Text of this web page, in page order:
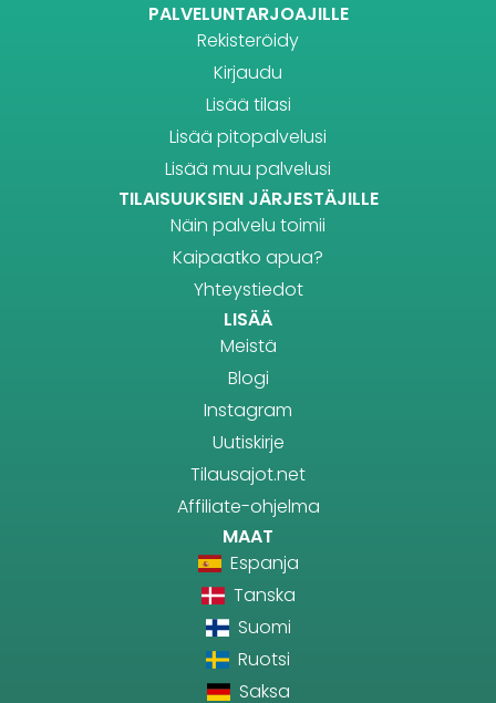
PALVELUNTARJOAJILLE
Rekisteröidy
Kirjaudu
Lisää tilasi
Lisää pitopalvelusi
Lisää muu palvelusi
TILAISUUKSIEN JÄRJESTÄJILLE
Näin palvelu toimii
Kaipaatko apua?
Yhteystiedot
LISÄÄ
Meistä
Blogi
Instagram
Uutiskirje
Tilausajot.net
Affiliate-ohjelma
MAAT
Espanja
Tanska
Suomi
Ruotsi
Saksa